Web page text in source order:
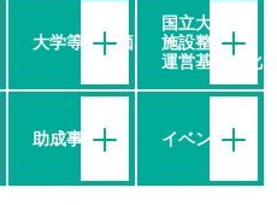
大学等の評価
国立大学の
施設整備・
運営基盤強化
助成事業 イベント